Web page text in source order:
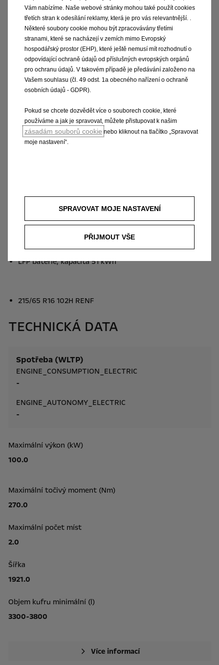
Samostatné sedadlo spolujezdce
Manuálně ovládaná přední a zadní okna
Sedadlo řidiče s nastavitelným opěradlem
Manuálně nastavitelné sedadlo spolujezdce
LHD
INFOZÁBAVA
Monochromatický digitální přístrojový panel
SPS ENTRY E&BCALL
SADY VÝBAV
Nabíjecí kabel režim 3, 3 fáze – 11 kW – 3 x 16 A – 6 m
Třífázová palubní nabíječka 11 kW s funkcí V2L (Vehicle
to Load)
Elektrická parkovací brzda
LFP baterie, kapacita 51 kWh
215/65 R16 102H RENF
TECHNICKÁ DATA
Spotřeba (WLTP)
ENGINE_CONSUMPTION_ELECTRIC
-
ENGINE_AUTONOMY_ELECTRIC
-
Maximální výkon (kW)
100.0
Maximální točivý moment (Nm)
270.0
Maximální počet míst
2.0
Šířka
1921.0
Objem kufru minimální (l)
3300-3800
Více informací
Vám nabízíme. Naše webové stránky mohou také použít cookies
třetích stran k odesílání reklamy, která je pro vás relevantnější. .
Některé soubory cookie mohou být zpracovávány třetími
stranami, které se nacházejí v zemích mimo Evropský
hospodářský prostor (EHP), které ještě nemusí mít rozhodnutí o
odpovídající ochraně údajů od příslušných evropských orgánů
pro ochranu údajů. V takovém případě je předávání založeno na
Vašem souhlasu (čl. 49 odst. 1a obecného nařízení o ochraně
osobních údajů - GDPR).
Pokud se chcete dozvědět více o souborech cookie, které
používáme a jak je spravovat, můžete přistupovat k našim
zásadám souborů cookie nebo kliknout na tlačítko „Spravovat
moje nastavení“.
SPRAVOVAT MOJE NASTAVENÍ
PŘIJMOUT VŠE